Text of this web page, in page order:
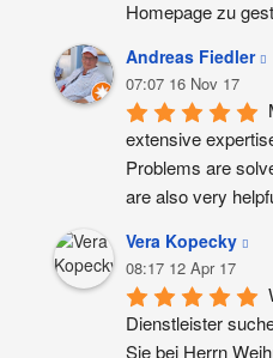
Homepage zu
Andreas Fiedler
07:07 16 Nov 17
extensive
Problems are
are also very
Vera Kopecky
08:17 12 Apr 17
Dienstleister
Sie bei Herrn